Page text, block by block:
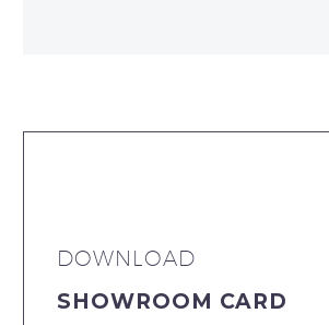
DOWNLOAD
SHOWROOM CARD